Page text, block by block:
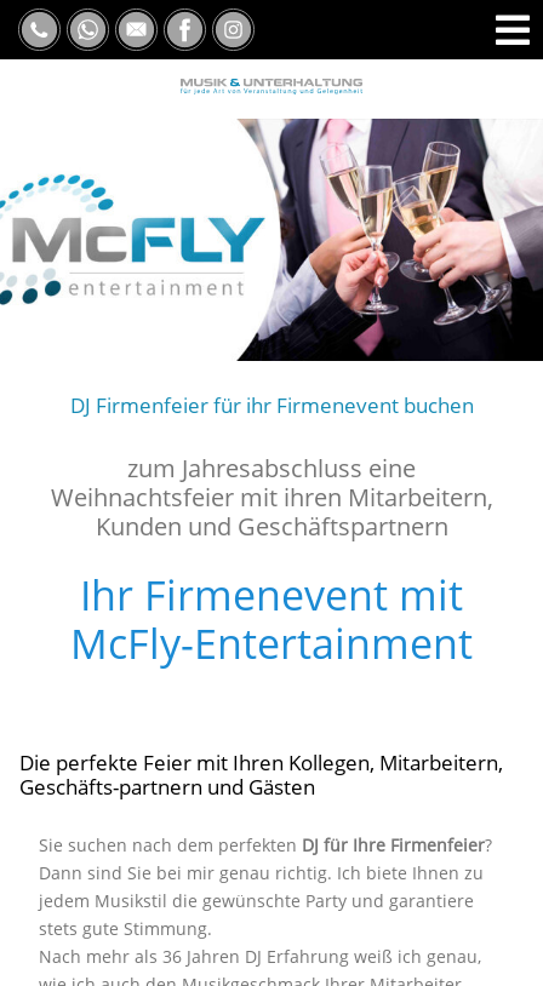
DJ Firmenfeier für ihr Firmenevent buchen
zum Jahresabschluss eine
Weihnachtsfeier mit ihren Mitarbeitern,
Kunden und Geschäftspartnern
Ihr Firmenevent mit
McFly-Entertainment
Die perfekte Feier mit Ihren Kollegen, Mitarbeitern,
Geschäfts-partnern und Gästen
Sie suchen nach dem perfekten DJ für Ihre Firmenfeier?
Dann sind Sie bei mir genau richtig. Ich biete Ihnen zu
jedem Musikstil die gewünschte Party und garantiere
stets gute Stimmung.
Nach mehr als 36 Jahren DJ Erfahrung weiß ich genau,